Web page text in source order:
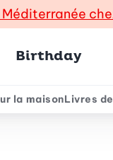
Birthday
la maisonLivres